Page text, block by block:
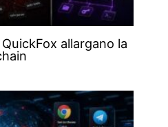
allargano la